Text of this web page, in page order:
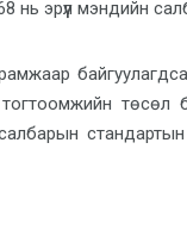
эрүүл мэндийн
төсөл